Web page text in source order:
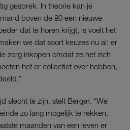
gesprek. In theorie kan je
boven de 80 een nieuwe
dat te horen krijgt, is voelt het
we dat soort keuzes nu al: er
zorg inkopen omdat ze het zich
het er collectief over hebben,
slecht te zijn, stelt Berger. “We
zo lang mogelijk te rekken,
maanden van een leven er